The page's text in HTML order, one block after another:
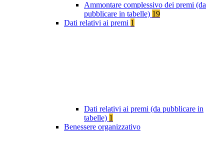
Ammontare complessivo dei premi (da
pubblicare in tabelle) 19
Dati relativi ai premi 1
Dati relativi ai premi (da pubblicare in
tabelle) 1
Benessere organizzativo